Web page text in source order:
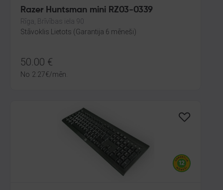
Razer Huntsman mini RZ03-0339
Rīga, Brīvības iela 90
Stāvoklis Lietots (Garantija 6 mēneši)
50.00 €
No 2.27€/mēn.